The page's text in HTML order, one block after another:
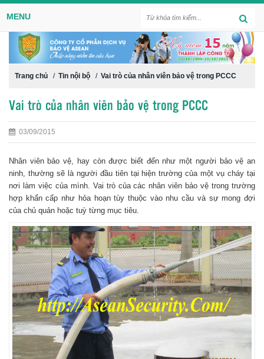
MENU
Trang chủ / Tin nội bộ / Vai trò của nhân viên bảo vệ trong PCCC
Vai trò của nhân viên bảo vệ trong PCCC
03/09/2015
Nhân viên bảo vệ, hay còn được biết đến như một người bảo vệ an
ninh, thường sẽ là người đầu tiên tại hiện trường của một vụ cháy tại
nơi làm việc của mình. Vai trò của các nhân viên bảo vệ trong trường
hợp khẩn cấp như hỏa hoạn tùy thuộc vào nhu cầu và sự mong đợi
của chủ quản hoặc tuỳ từng mục tiêu.